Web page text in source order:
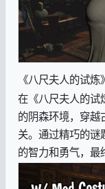
《八尺夫人的试
在《八尺夫人的试
的阴森环境，穿越
关。通过精巧的谜
的智力和勇气，最